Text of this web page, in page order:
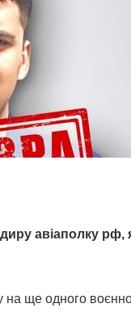
авіаполку рф,
ще одного